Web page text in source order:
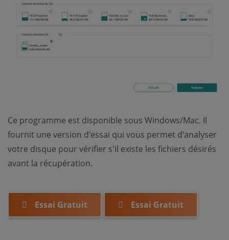
Ce programme est disponible sous Windows/Mac. Il
fournit une version d'essai qui vous permet d'analyser
votre disque pour vérifier s'il existe les fichiers désirés
avant la récupération.
Essai Gratuit Essai Gratuit